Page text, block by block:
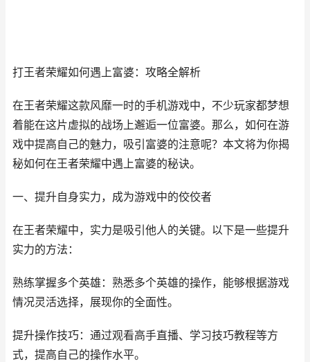
打王者荣耀如何遇上富婆：攻略全解析
在王者荣耀这款风靡一时的手机游戏中，不少玩家都梦想
着能在这片虚拟的战场上邂逅一位富婆。那么，如何在游
戏中提高自己的魅力，吸引富婆的注意呢？本文将为你揭
秘如何在王者荣耀中遇上富婆的秘诀。
一、提升自身实力，成为游戏中的佼佼者
在王者荣耀中，实力是吸引他人的关键。以下是一些提升
实力的方法：
熟练掌握多个英雄：熟悉多个英雄的操作，能够根据游戏
情况灵活选择，展现你的全面性。
提升操作技巧：通过观看高手直播、学习技巧教程等方
式，提高自己的操作水平。